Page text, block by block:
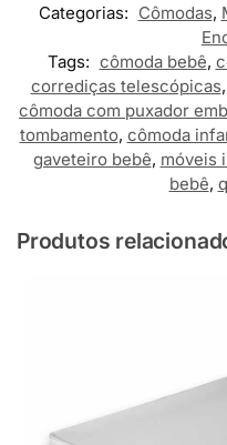
Categorias: Cômodas,
Tags: cômoda bebê,
corrediças telescópicas,
cômoda com puxador
tombamento, cômoda
gaveteiro bebê, móveis
bebê,
Produtos